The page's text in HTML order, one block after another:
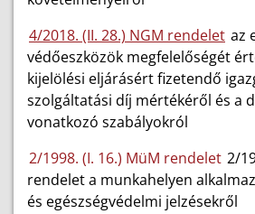
4/2018. (II. 28.) NGM rendelet az
védőeszközök megfelelőségét
kijelölési eljárásért fizetendő
szolgáltatási díj mértékéről és a
vonatkozó szabályokról
2/1998. (I. 16.) MüM rendelet 2/
rendelet a munkahelyen
és egészségvédelmi jelzésekről